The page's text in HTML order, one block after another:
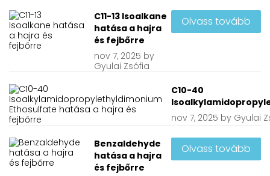
C11-13 Isoalkane
hatása a hajra
és fejbőrre
nov 7, 2025 by
Gyulai Zsófia
Olvass tovább
C10-40
nov 7, 2025 by Gyulai
Benzaldehyde
hatása a hajra
és fejbőrre
Olvass tovább